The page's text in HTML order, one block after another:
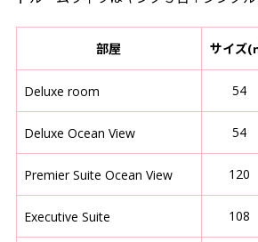
部屋 サイズ(
Deluxe room 54
Deluxe Ocean View 54
Premier Suite Ocean View 120
Executive Suite 108